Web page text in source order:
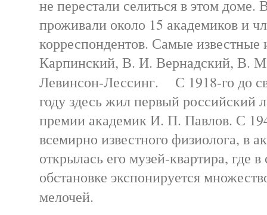
не перестали селиться в этом доме.
проживали около 15 академиков и
корреспондентов. Самые
Карпинский, В. И. Вернадский, В.
Левинсон-Лессинг. С 1918-го до
году здесь жил первый российский
премии академик И. П. Павлов. С
всемирно известного физиолога, в
открылась его музей-квартира, где
обстановке экспонируется
мелочей.